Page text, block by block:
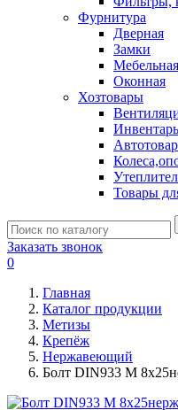
Фурнитура
Дверная
Замки
Мебельная
Оконная
Хозтовары
Товары
Заказать звонок
0
Главная
Каталог продукции
Метизы
Крепёж
Нержавеющий
Болт DIN933 М